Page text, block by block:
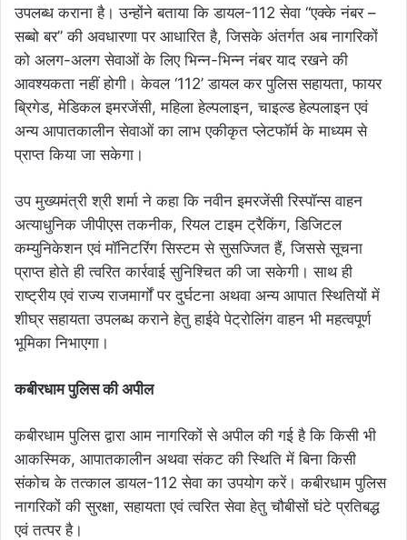
उपलब्ध कराना है। उन्होंने बताया कि डायल-112 सेवा “एक्के नंबर –
सब्बो बर” की अवधारणा पर आधारित है, जिसके अंतर्गत अब नागरिकों
को अलग-अलग सेवाओं के लिए भिन्न-भिन्न नंबर याद रखने की
आवश्यकता नहीं होगी। केवल ‘112’ डायल कर पुलिस सहायता, फायर
ब्रिगेड, मेडिकल इमरजेंसी, महिला हेल्पलाइन, चाइल्ड हेल्पलाइन एवं
अन्य आपातकालीन सेवाओं का लाभ एकीकृत प्लेटफॉर्म के माध्यम से
प्राप्त किया जा सकेगा।
उप मुख्यमंत्री श्री शर्मा ने कहा कि नवीन इमरजेंसी रिस्पॉन्स वाहन
अत्याधुनिक जीपीएस तकनीक, रियल टाइम ट्रैकिंग, डिजिटल
कम्युनिकेशन एवं मॉनिटरिंग सिस्टम से सुसज्जित हैं, जिससे सूचना
प्राप्त होते ही त्वरित कार्रवाई सुनिश्चित की जा सकेगी। साथ ही
राष्ट्रीय एवं राज्य राजमार्गों पर दुर्घटना अथवा अन्य आपात स्थितियों में
शीघ्र सहायता उपलब्ध कराने हेतु हाईवे पेट्रोलिंग वाहन भी महत्वपूर्ण
भूमिका निभाएगा।
कबीरधाम पुलिस की अपील
कबीरधाम पुलिस द्वारा आम नागरिकों से अपील की गई है कि किसी भी
आकस्मिक, आपातकालीन अथवा संकट की स्थिति में बिना किसी
संकोच के तत्काल डायल-112 सेवा का उपयोग करें। कबीरधाम पुलिस
नागरिकों की सुरक्षा, सहायता एवं त्वरित सेवा हेतु चौबीसों घंटे प्रतिबद्ध
एवं तत्पर है।